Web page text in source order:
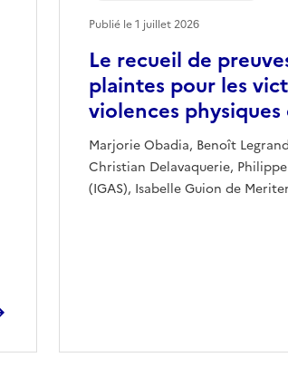
Le recueil de
plaintes pour les
violences
Marjorie Obadia, Benoît
Christian Delavaquerie, Philippe
(IGAS), Isabelle Guion de
Publié le1 juillet 2026